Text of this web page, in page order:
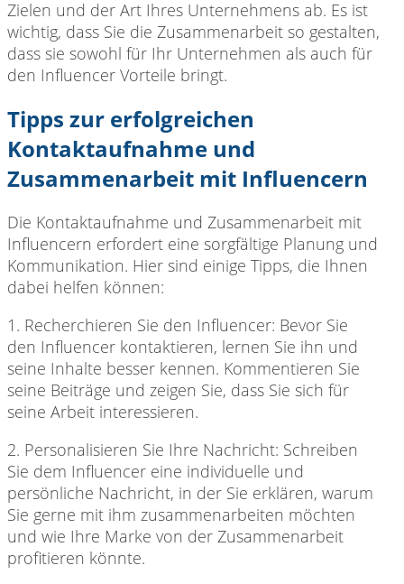
Zielen und der Art Ihres Unternehmens ab. Es ist
wichtig, dass Sie die Zusammenarbeit so gestalten,
dass sie sowohl für Ihr Unternehmen als auch für
den Influencer Vorteile bringt.
Tipps zur erfolgreichen
Kontaktaufnahme und
Zusammenarbeit mit Influencern
Die Kontaktaufnahme und Zusammenarbeit mit
Influencern erfordert eine sorgfältige Planung und
Kommunikation. Hier sind einige Tipps, die Ihnen
dabei helfen können:
1. Recherchieren Sie den Influencer: Bevor Sie
den Influencer kontaktieren, lernen Sie ihn und
seine Inhalte besser kennen. Kommentieren Sie
seine Beiträge und zeigen Sie, dass Sie sich für
seine Arbeit interessieren.
2. Personalisieren Sie Ihre Nachricht: Schreiben
Sie dem Influencer eine individuelle und
persönliche Nachricht, in der Sie erklären, warum
Sie gerne mit ihm zusammenarbeiten möchten
und wie Ihre Marke von der Zusammenarbeit
profitieren könnte.